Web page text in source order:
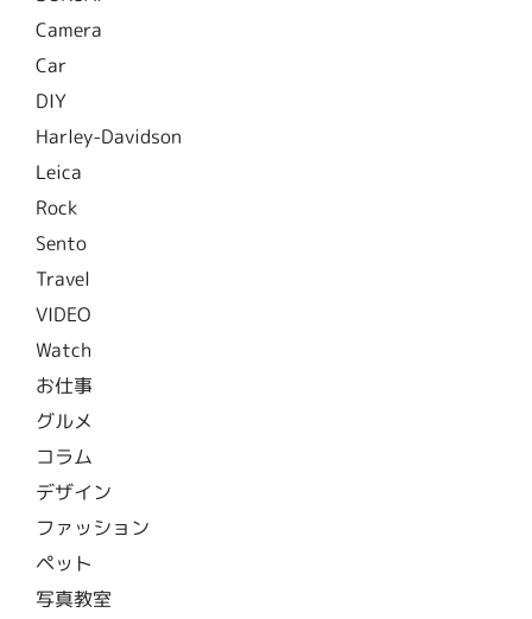
Camera
Car
DIY
Harley-Davidson
Leica
Rock
Sento
Travel
VIDEO
Watch
お仕事
グルメ
コラム
デザイン
ファッション
ペット
写真教室